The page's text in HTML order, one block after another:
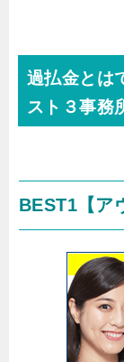
過払金とは
スト３事務
BEST1 【